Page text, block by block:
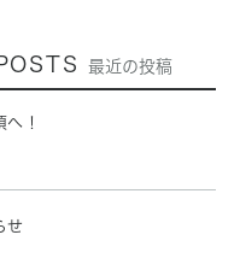
最近の投稿
！
せ